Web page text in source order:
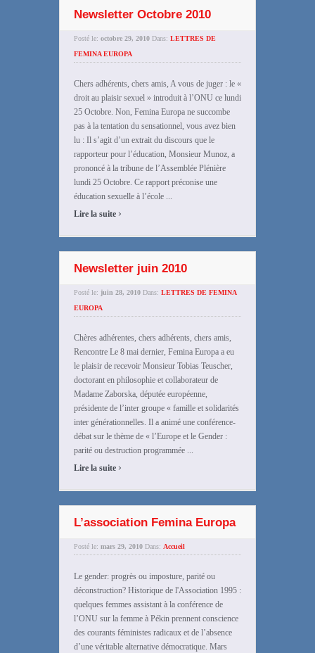
Newsletter Octobre 2010
Posté le: octobre 29, 2010 Dans: LETTRES DE
FEMINA EUROPA
Chers adhérents, chers amis, A vous de juger : le «
droit au plaisir sexuel » introduit à l’ONU ce lundi
25 Octobre. Non, Femina Europa ne succombe
pas à la tentation du sensationnel, vous avez bien
lu : Il s’agit d’un extrait du discours que le
rapporteur pour l’éducation, Monsieur Munoz, a
prononcé à la tribune de l’Assemblée Plénière
lundi 25 Octobre. Ce rapport préconise une
éducation sexuelle à l’école ...
Lire la suite ›
Newsletter juin 2010
Posté le: juin 28, 2010 Dans: LETTRES DE FEMINA
EUROPA
Chères adhérentes, chers adhérents, chers amis,
Rencontre Le 8 mai dernier, Femina Europa a eu
le plaisir de recevoir Monsieur Tobias Teuscher,
doctorant en philosophie et collaborateur de
Madame Zaborska, députée européenne,
présidente de l’inter groupe « famille et solidarités
inter générationnelles. Il a animé une conférence-
débat sur le thème de « l’Europe et le Gender :
parité ou destruction programmée ...
Lire la suite ›
L’association Femina Europa
Posté le: mars 29, 2010 Dans: Accueil
Le gender: progrès ou imposture, parité ou
déconstruction? Historique de l'Association 1995 :
quelques femmes assistant à la conférence de
l’ONU sur la femme à Pékin prennent conscience
des courants féministes radicaux et de l’absence
d’une véritable alternative démocratique. Mars